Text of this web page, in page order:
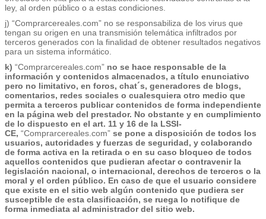
ley, al orden público o a estas condiciones.
j) “Comprarcereales.com” no se responsabiliza de los virus que
tengan su origen en una transmisión telemática infiltrados por
terceros generados con la finalidad de obtener resultados negativos
para un sistema informático.
k) “Comprarcereales.com” no se hace responsable de la
información y contenidos almacenados, a título enunciativo
pero no limitativo, en foros, chat´s, generadores de blogs,
comentarios, redes sociales o cualesquiera otro medio que
permita a terceros publicar contenidos de forma independiente
en la página web del prestador. No obstante y en cumplimiento
de lo dispuesto en el art. 11 y 16 de la LSSI-
CE, “Comprarcereales.com” se pone a disposición de todos los
usuarios, autoridades y fuerzas de seguridad, y colaborando
de forma activa en la retirada o en su caso bloqueo de todos
aquellos contenidos que pudieran afectar o contravenir la
legislación nacional, o internacional, derechos de terceros o la
moral y el orden público. En caso de que el usuario considere
que existe en el sitio web algún contenido que pudiera ser
susceptible de esta clasificación, se ruega lo notifique de
forma inmediata al administrador del sitio web.